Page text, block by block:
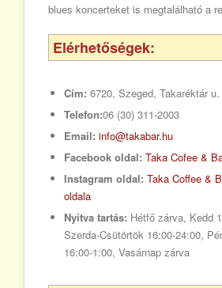
blues koncerteket is megtalálható a
Elérhetőségek:
Cím: 6720, Szeged, Takaréktár u.
Telefon:06 (30) 311-2003
Email: info@takabar.hu
Facebook oldal: Taka Cofee &
Instagram oldal: Taka Coffee &
oldala
Nyitva tartás: Hétfő zárva, Kedd
Szerda-Csütörtök 16:00-24:00,
16:00-1:00, Vasárnap zárva